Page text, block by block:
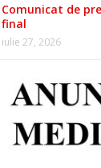
Comunicat de
final
iulie 27, 2026